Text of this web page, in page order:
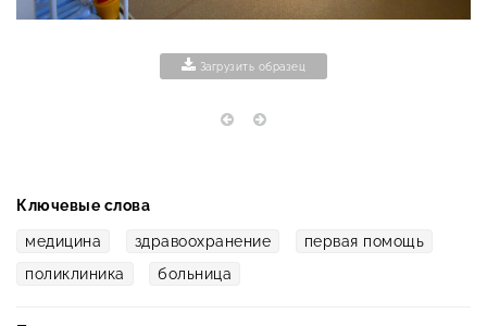
Загрузить образец
Ключевые слова
медицина здравоохранение
первая помощь
поликлиника
больница